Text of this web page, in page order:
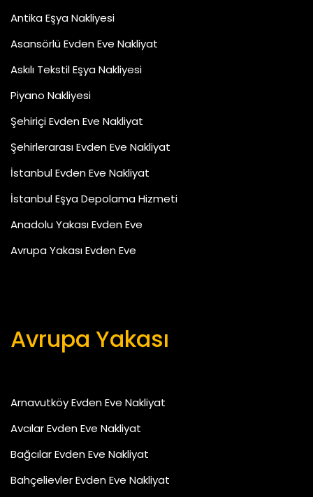
Antika Eşya Nakliyesi
Asansörlü Evden Eve Nakliyat
Askılı Tekstil Eşya Nakliyesi
Piyano Nakliyesi
Şehiriçi Evden Eve Nakliyat
Şehirlerarası Evden Eve Nakliyat
İstanbul Evden Eve Nakliyat
İstanbul Eşya Depolama Hizmeti
Anadolu Yakası Evden Eve
Avrupa Yakası Evden Eve
Avrupa Yakası
Arnavutköy Evden Eve Nakliyat
Avcılar Evden Eve Nakliyat
Bağcılar Evden Eve Nakliyat
Bahçelievler Evden Eve Nakliyat